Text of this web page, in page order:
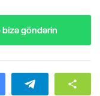
göndərin